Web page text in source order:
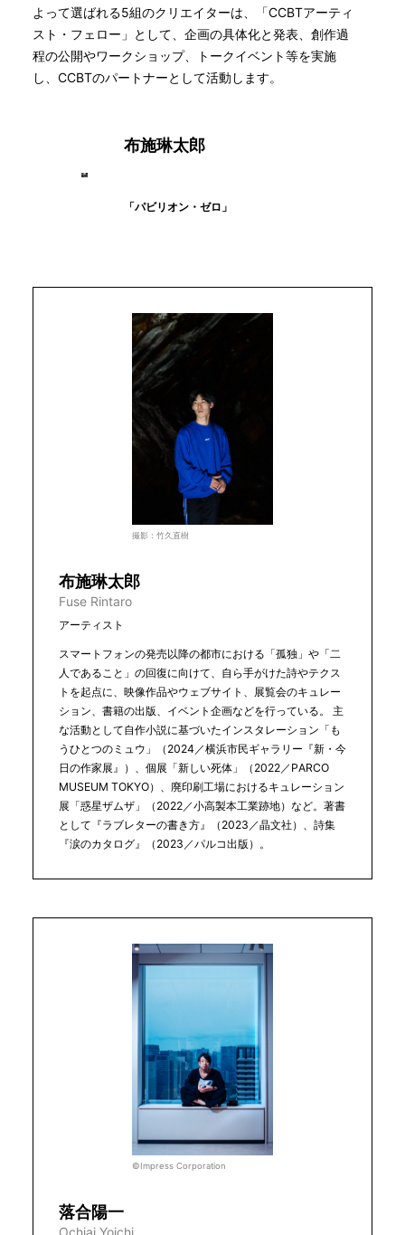
よって選ばれる5組のクリエイターは、「CCBTアーティ
スト・フェロー」として、企画の具体化と発表、創作過
程の公開やワークショップ、トークイベント等を実施
し、CCBTのパートナーとして活動します。
布施琳太郎
「パビリオン・ゼロ」
撮影：竹久直樹
布施琳太郎
Fuse Rintaro
アーティスト
スマートフォンの発売以降の都市における「孤独」や「二
人であること」の回復に向けて、自ら手がけた詩やテクス
トを起点に、映像作品やウェブサイト、展覧会のキュレー
ション、書籍の出版、イベント企画などを行っている。 主
な活動として自作小説に基づいたインスタレーション「も
うひとつのミュウ」（2024／横浜市民ギャラリー『新・今
日の作家展』）、個展「新しい死体」（2022／PARCO
MUSEUM TOKYO）、廃印刷工場におけるキュレーション
展「惑星ザムザ」（2022／小高製本工業跡地）など。著書
として『ラブレターの書き方』（2023／晶文社）、詩集
『涙のカタログ』（2023／パルコ出版）。
©Impress Corporation
落合陽一
Ochiai Yoichi